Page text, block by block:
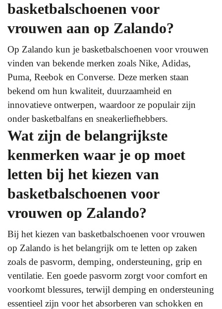
basketbalschoenen voor
vrouwen aan op Zalando?
Op Zalando kun je basketbalschoenen voor vrouwen
vinden van bekende merken zoals Nike, Adidas,
Puma, Reebok en Converse. Deze merken staan
bekend om hun kwaliteit, duurzaamheid en
innovatieve ontwerpen, waardoor ze populair zijn
onder basketbalfans en sneakerliefhebbers.
Wat zijn de belangrijkste
kenmerken waar je op moet
letten bij het kiezen van
basketbalschoenen voor
vrouwen op Zalando?
Bij het kiezen van basketbalschoenen voor vrouwen
op Zalando is het belangrijk om te letten op zaken
zoals de pasvorm, demping, ondersteuning, grip en
ventilatie. Een goede pasvorm zorgt voor comfort en
voorkomt blessures, terwijl demping en ondersteuning
essentieel zijn voor het absorberen van schokken en